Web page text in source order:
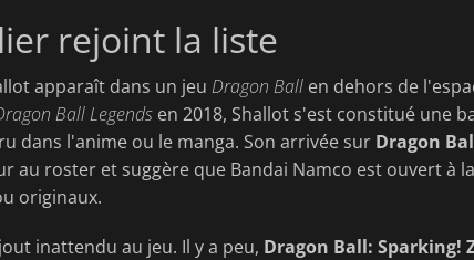
rejoint la liste
apparaît dans un jeu Dragon Ball en dehors de
Ball Legends en 2018, Shallot s'est constitué une
dans l'anime ou le manga. Son arrivée sur Dragon
au roster et suggère que Bandai Namco est ouvert à
originaux.
inattendu au jeu. Il y a peu, Dragon Ball: Sparking!